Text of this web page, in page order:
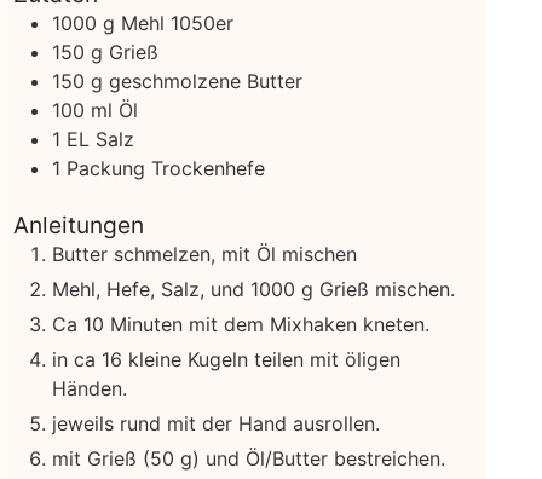
1000 g Mehl 1050er
150 g Grieß
150 g geschmolzene Butter
100 ml Öl
1 EL Salz
1 Packung Trockenhefe
Anleitungen
Butter schmelzen, mit Öl mischen
Mehl, Hefe, Salz, und 1000 g Grieß mischen.
Ca 10 Minuten mit dem Mixhaken kneten.
in ca 16 kleine Kugeln teilen mit öligen
Händen.
jeweils rund mit der Hand ausrollen.
mit Grieß (50 g) und Öl/Butter bestreichen.